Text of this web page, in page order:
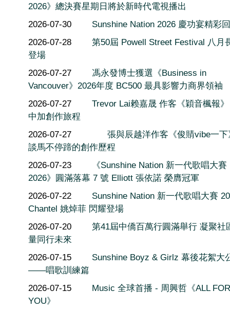
2026》總決賽星期日將於新時代電視播出
2026-07-30
Sunshine Nation 2026 慶功宴精彩
2026-07-28
第50屆 Powell Street Festival 八月
登場
2026-07-27
馮永發博士獲選《Business in
Vancouver》2026年度 BC500 最具影響力商界領袖
2026-07-27
Trevor Lai赖嘉晟 作客《穎音楓報
中加創作旅程
2026-07-27
張與辰越洋作客《俊䝼vibe一下
談馬不停蹄的創作歷程
2026-07-23
《Sunshine Nation 新一代歌唱大賽
2026》圓滿落幕 7 號 Elliott 張依諾 榮膺冠軍
2026-07-22
Sunshine Nation 新一代歌唱大賽
Chantel 姚焯菲 閃耀登場
2026-07-20
第41屆中僑百萬行圓滿舉行 凝聚社
量同行未來
2026-07-15
Sunshine Boyz & Girlz 幕後花絮大
——唱歌訓練篇
2026-07-15
Music 全球首播 - 周興哲《ALL FOR
YOU》